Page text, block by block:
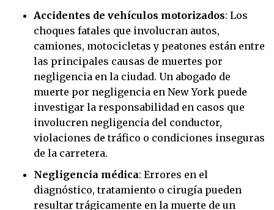
Accidentes de vehículos motorizados: Los
choques fatales que involucran autos,
camiones, motocicletas y peatones están entre
las principales causas de muertes por
negligencia en la ciudad. Un abogado de
muerte por negligencia en New York puede
investigar la responsabilidad en casos que
involucren negligencia del conductor,
violaciones de tráfico o condiciones inseguras
de la carretera.
Negligencia médica: Errores en el
diagnóstico, tratamiento o cirugía pueden
resultar trágicamente en la muerte de un